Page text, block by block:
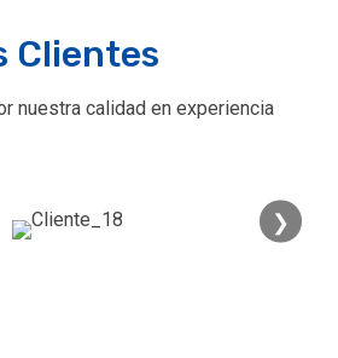
Clientes
nuestra calidad en experiencia
❯